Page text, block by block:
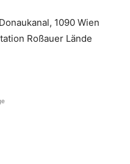
1090 Wien
Roßauer Lände